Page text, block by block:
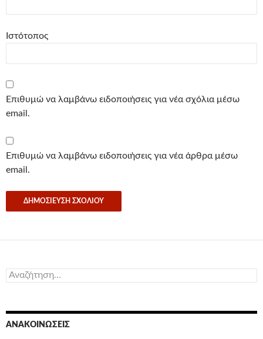
Ιστότοπος
Επιθυμώ να λαμβάνω ειδοποιήσεις για νέα σχόλια μέσω
email.
Επιθυμώ να λαμβάνω ειδοποιήσεις για νέα άρθρα μέσω
email.
Αναζήτηση
για:
ΑΝΑΚΟΙΝΏΣΕΙΣ